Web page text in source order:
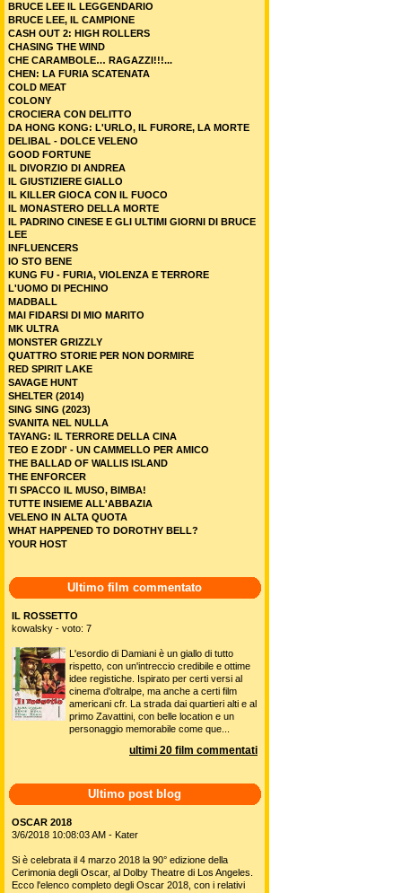
BRUCE LEE IL LEGGENDARIO
BRUCE LEE, IL CAMPIONE
CASH OUT 2: HIGH ROLLERS
CHASING THE WIND
CHE CARAMBOLE… RAGAZZI!!!...
CHEN: LA FURIA SCATENATA
COLD MEAT
COLONY
CROCIERA CON DELITTO
DA HONG KONG: L'URLO, IL FURORE, LA MORTE
DELIBAL - DOLCE VELENO
GOOD FORTUNE
IL DIVORZIO DI ANDREA
IL GIUSTIZIERE GIALLO
IL KILLER GIOCA CON IL FUOCO
IL MONASTERO DELLA MORTE
IL PADRINO CINESE E GLI ULTIMI GIORNI DI BRUCE
LEE
INFLUENCERS
IO STO BENE
KUNG FU - FURIA, VIOLENZA E TERRORE
L'UOMO DI PECHINO
MADBALL
MAI FIDARSI DI MIO MARITO
MK ULTRA
MONSTER GRIZZLY
QUATTRO STORIE PER NON DORMIRE
RED SPIRIT LAKE
SAVAGE HUNT
SHELTER (2014)
SING SING (2023)
SVANITA NEL NULLA
TAYANG: IL TERRORE DELLA CINA
TEO E ZODI' - UN CAMMELLO PER AMICO
THE BALLAD OF WALLIS ISLAND
THE ENFORCER
TI SPACCO IL MUSO, BIMBA!
TUTTE INSIEME ALL'ABBAZIA
VELENO IN ALTA QUOTA
WHAT HAPPENED TO DOROTHY BELL?
YOUR HOST
Ultimo film commentato
IL ROSSETTO
kowalsky - voto: 7
L'esordio di Damiani è un giallo di tutto
rispetto, con un'intreccio credibile e ottime
idee registiche. Ispirato per certi versi al
cinema d'oltralpe, ma anche a certi film
americani cfr. La strada dai quartieri alti e al
primo Zavattini, con belle location e un
personaggio memorabile come que...
ultimi 20 film commentati
Ultimo post blog
OSCAR 2018
3/6/2018 10:08:03 AM - Kater
Si è celebrata il 4 marzo 2018 la 90° edizione della
Cerimonia degli Oscar, al Dolby Theatre di Los Angeles.
Ecco l'elenco completo degli Oscar 2018, con i relativi